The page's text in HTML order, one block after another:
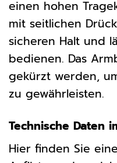
einen hohen
mit seitlichen
sicheren Halt und
bedienen. Das
gekürzt werden,
zu gewährleisten.
Technische Daten
Hier finden Sie